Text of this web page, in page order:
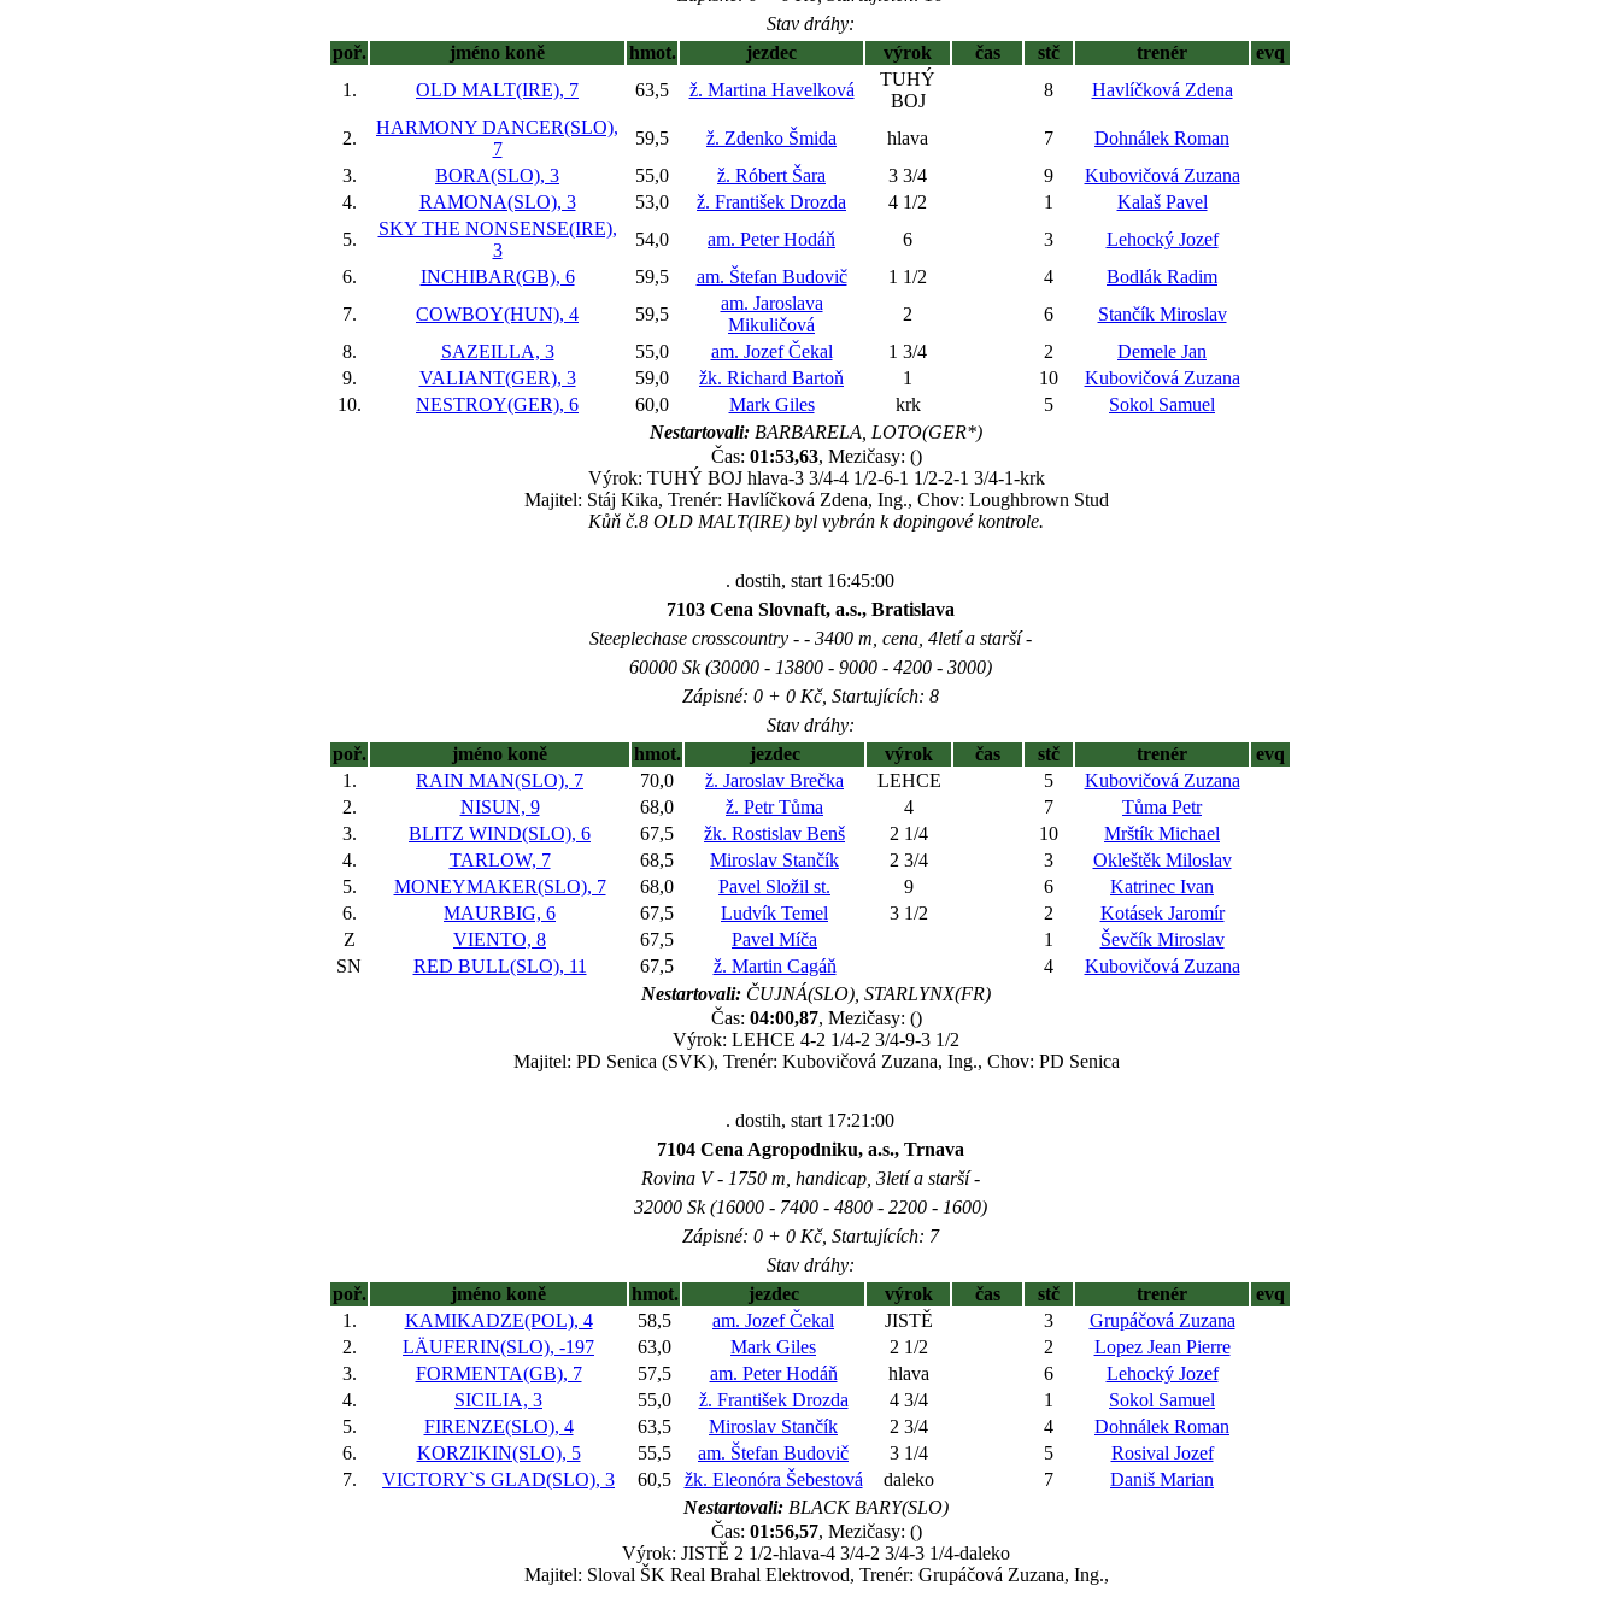
Stav dráhy:
poř.
jméno koně hmot. jezdec výrok čas stč trenér
evq
1.
OLD MALT(IRE), 7 63,5 ž. Martina Havelková
TUHÝ
BOJ
8 Havlíčková Zdena
2.
HARMONY DANCER(SLO),
7
59,5 ž. Zdenko Šmida hlava 7
Dohnálek Roman
3.
BORA(SLO), 3 55,0 ž. Róbert Šara 3 3/4 9
Kubovičová Zuzana
4.
RAMONA(SLO), 3 53,0 ž. František Drozda 4 1/2 1
Kalaš Pavel
5.
SKY THE NONSENSE(IRE),
3
54,0 am. Peter Hodáň 6 3
Lehocký Jozef
6.
INCHIBAR(GB), 6 59,5 am. Štefan Budovič 1 1/2 4
Bodlák Radim
7.
COWBOY(HUN), 4 59,5
am. Jaroslava
Mikuličová
2 6
Stančík Miroslav
8.
SAZEILLA, 3 55,0 am. Jozef Čekal 1 3/4 2
Demele Jan
9.
VALIANT(GER), 3 59,0 žk. Richard Bartoň 1 10
Kubovičová Zuzana
10.
NESTROY(GER), 6 60,0 Mark Giles krk 5
Sokol Samuel
Nestartovali: BARBARELA, LOTO(GER*)
Čas: 01:53,63, Mezičasy: ()
Výrok: TUHÝ BOJ hlava-3 3/4-4 1/2-6-1 1/2-2-1 3/4-1-krk
Majitel: Stáj Kika, Trenér: Havlíčková Zdena, Ing., Chov: Loughbrown Stud
Kůň č.8 OLD MALT(IRE) byl vybrán k dopingové kontrole.
. dostih, start 16:45:00
7103 Cena Slovnaft, a.s., Bratislava
Steeplechase crosscountry - - 3400 m, cena, 4letí a starší -
60000 Sk (30000 - 13800 - 9000 - 4200 - 3000)
Zápisné: 0 + 0 Kč, Startujících: 8
Stav dráhy:
poř.
jméno koně hmot. jezdec výrok čas stč trenér
evq
1.
RAIN MAN(SLO), 7 70,0 ž. Jaroslav Brečka LEHCE 5
Kubovičová Zuzana
2.
NISUN, 9 68,0 ž. Petr Tůma 4 7
Tůma Petr
3.
BLITZ WIND(SLO), 6 67,5 žk. Rostislav Benš 2 1/4 10
Mrštík Michael
4.
TARLOW, 7 68,5 Miroslav Stančík 2 3/4 3
Okleštěk Miloslav
5.
MONEYMAKER(SLO), 7 68,0 Pavel Složil st. 9 6
Katrinec Ivan
6.
MAURBIG, 6 67,5 Ludvík Temel 3 1/2 2
Kotásek Jaromír
Z
VIENTO, 8 67,5 Pavel Míča 1
Ševčík Miroslav
SN
RED BULL(SLO), 11 67,5 ž. Martin Cagáň 4
Kubovičová Zuzana
Nestartovali: ČUJNÁ(SLO), STARLYNX(FR)
Čas: 04:00,87, Mezičasy: ()
Výrok: LEHCE 4-2 1/4-2 3/4-9-3 1/2
Majitel: PD Senica (SVK), Trenér: Kubovičová Zuzana, Ing., Chov: PD Senica
. dostih, start 17:21:00
7104 Cena Agropodniku, a.s., Trnava
Rovina V - 1750 m, handicap, 3letí a starší -
32000 Sk (16000 - 7400 - 4800 - 2200 - 1600)
Zápisné: 0 + 0 Kč, Startujících: 7
Stav dráhy:
poř.
jméno koně hmot. jezdec výrok čas stč trenér
evq
1.
KAMIKADZE(POL), 4 58,5 am. Jozef Čekal JISTĚ 3
Grupáčová Zuzana
2.
LÄUFERIN(SLO), -197 63,0 Mark Giles 2 1/2 2
Lopez Jean Pierre
3.
FORMENTA(GB), 7 57,5 am. Peter Hodáň hlava 6
Lehocký Jozef
4.
SICILIA, 3 55,0 ž. František Drozda 4 3/4 1
Sokol Samuel
5.
FIRENZE(SLO), 4 63,5 Miroslav Stančík 2 3/4 4
Dohnálek Roman
6.
KORZIKIN(SLO), 5 55,5 am. Štefan Budovič 3 1/4 5
Rosival Jozef
7.
VICTORY`S GLAD(SLO), 3 60,5 žk. Eleonóra Šebestová daleko 7
Daniš Marian
Nestartovali: BLACK BARY(SLO)
Čas: 01:56,57, Mezičasy: ()
Výrok: JISTĚ 2 1/2-hlava-4 3/4-2 3/4-3 1/4-daleko
Majitel: Sloval ŠK Real Brahal Elektrovod, Trenér: Grupáčová Zuzana, Ing.,